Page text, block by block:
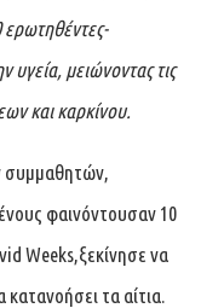
ερωτηθέντες-
υγεία, μειώνοντας τις
και καρκίνου.
συμμαθητών,
φαινόντουσαν 10
Weeks,ξεκίνησε να
τα αίτια.